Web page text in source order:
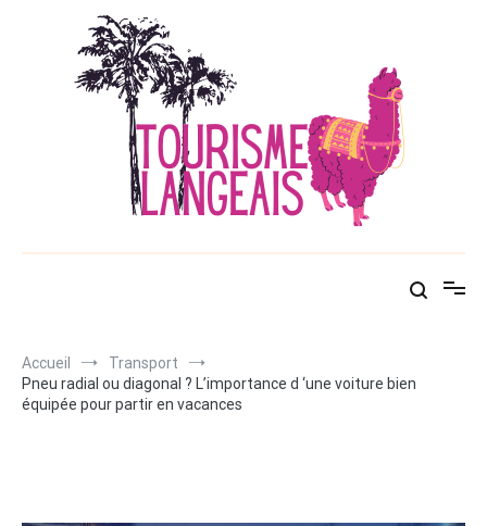
Accueil
Transport
Pneu radial ou diagonal ? L’importance d ‘une voiture bien
équipée pour partir en vacances